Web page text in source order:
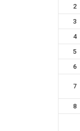
2
3
4
5
6
7
8